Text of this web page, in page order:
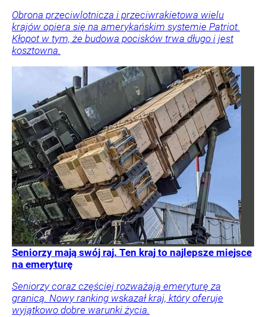
Obrona przeciwlotnicza i przeciwrakietowa wielu
krajów opiera się na amerykańskim systemie Patriot.
Kłopot w tym, że budowa pocisków trwa długo i jest
kosztowna.
Seniorzy mają swój raj. Ten kraj to najlepsze miejsce
na emeryturę
Seniorzy coraz częściej rozważają emeryturę za
granicą. Nowy ranking wskazał kraj, który oferuje
wyjątkowo dobre warunki życia.